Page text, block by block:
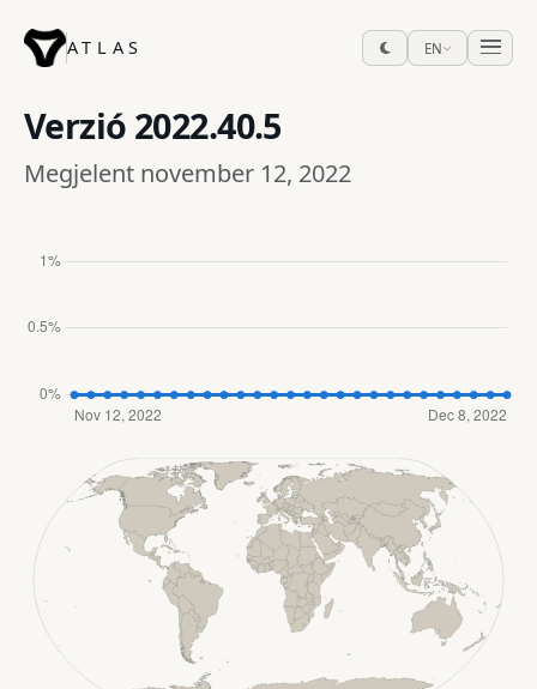
ATLAS EN
Verzió 2022.40.5
Megjelent november 12, 2022